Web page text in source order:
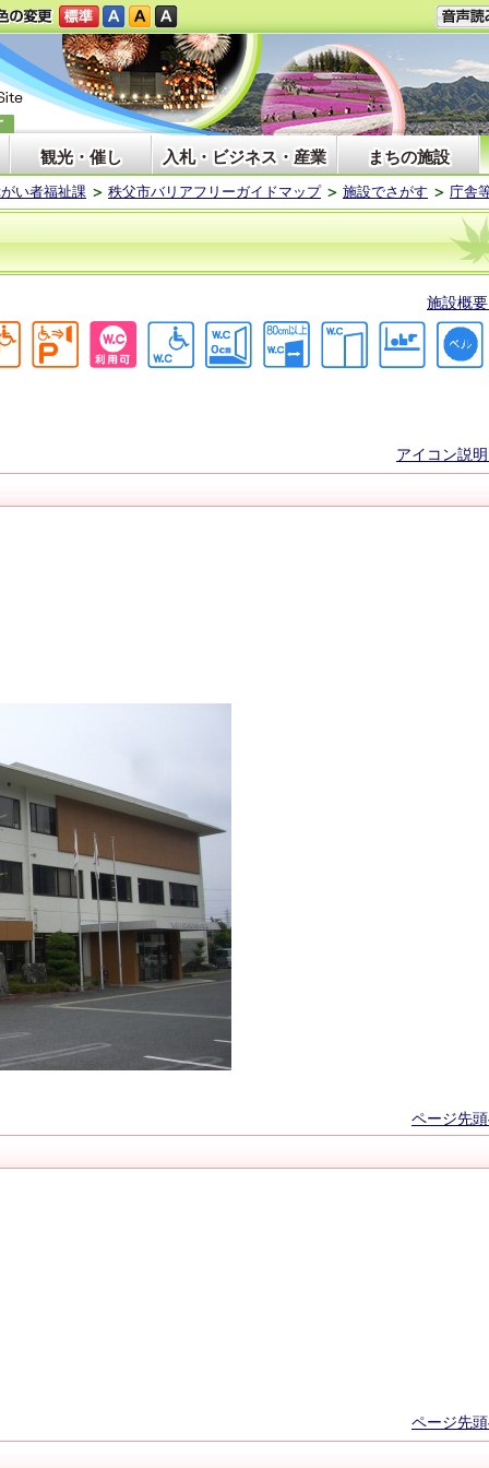
観光・催し 入札・ビジネス・産業 まちの施設
い者福祉課 秩父市バリアフリーガイドマップ 施設でさがす 庁舎
施設概
アイコン説
ページ先
ページ先